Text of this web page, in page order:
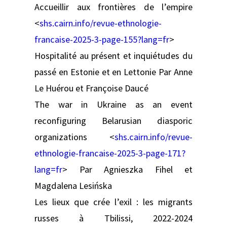
Accueillir aux frontières de l’empire
<shs.cairn.info/revue-ethnologie-
francaise-2025-3-page-155?lang=fr>
Hospitalité au présent et inquiétudes du
passé en Estonie et en Lettonie Par Anne
Le Huérou et Françoise Daucé
The war in Ukraine as an event
reconfiguring Belarusian diasporic
organizations <shs.cairn.info/revue-
ethnologie-francaise-2025-3-page-171?
lang=fr> Par Agnieszka Fihel et
Magdalena Lesińska
Les lieux que crée l’exil : les migrants
russes à Tbilissi, 2022-2024